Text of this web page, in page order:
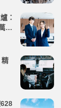
：
元
精